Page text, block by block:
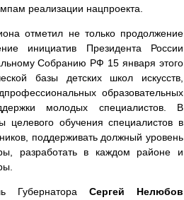
реализации нацпроекта.
отметил не только продолжение
инициатив Президента России
Собранию РФ 15 января этого
базы детских школ искусств,
образовательных
молодых специалистов. В
целевого обучения специалистов в
поддерживать должный уровень
разработать в каждом районе и
Губернатора Сергей Нелюбов